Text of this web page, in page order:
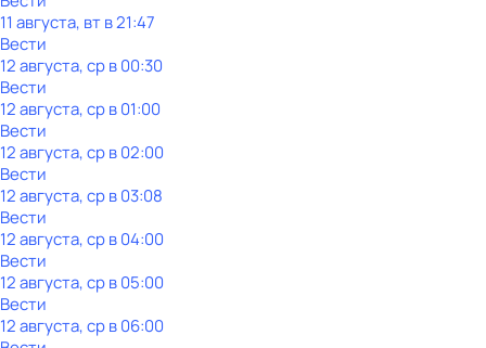
11 августа, вт в 21:47
Вести
12 августа, ср в 00:30
Вести
12 августа, ср в 01:00
Вести
12 августа, ср в 02:00
Вести
12 августа, ср в 03:08
Вести
12 августа, ср в 04:00
Вести
12 августа, ср в 05:00
Вести
12 августа, ср в 06:00